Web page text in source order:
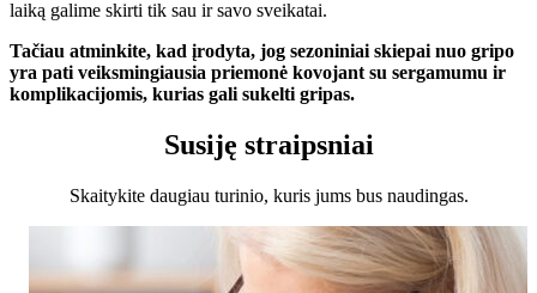
laiką galime skirti tik sau ir savo sveikatai.
Tačiau atminkite, kad įrodyta, jog sezoniniai skiepai nuo gripo
yra pati veiksmingiausia priemonė kovojant su sergamumu ir
komplikacijomis, kurias gali sukelti gripas.
Susiję straipsniai
Skaitykite daugiau turinio, kuris jums bus naudingas.